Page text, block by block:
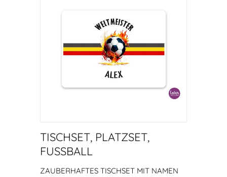
TISCHSET, PLATZSET,
FUSSBALL
ZAUBERHAFTES TISCHSET MIT NAMEN